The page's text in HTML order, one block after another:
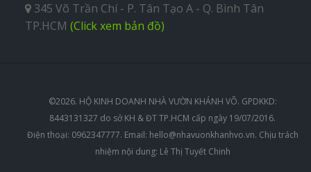
345 Võ Trần Chí - P. Tân Tạo A - Q. Bình Tân
TP.HCM (Click xem bản đồ)
©2026. HỘ KINH DOANH NHÀ VƯỜN KHÁNH VÕ. GPDKKD:
8443131327 do sở KH & ĐT TP.HCM cấp ngày 19/07/2016.
Điện thoại: 0962347777. Email: hello@nhavuonkhanhvo.vn. Chịu trách
nhiệm nội dung: Lê Thị Tuyết Chinh